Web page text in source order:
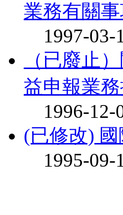
業務有關
1997-03-
（已廢止
益申報業
1996-12-
(已修改)
1995-09-